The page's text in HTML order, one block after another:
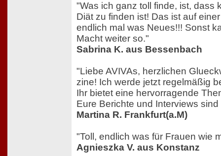
"Was ich ganz toll finde, ist, dass
Diät zu finden ist! Das ist auf
endlich mal was Neues!!! Sonst
Macht weiter so."
Sabrina K. aus Bessenbach
"Liebe AVIVAs, herzlichen
zine! Ich werde jetzt regelmäßig
Ihr bietet eine hervorragende
Eure Berichte und Interviews
Martina R. Frankfurt(a.M)
"Toll, endlich was für Frauen wie
Agnieszka V. aus Konstanz